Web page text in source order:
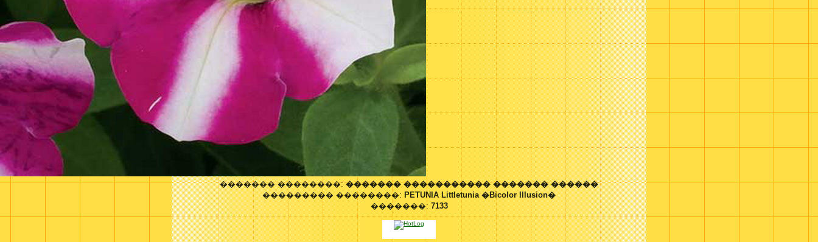
������� ��������:������� ����������� ������� ������
��������� ��������: PETUNIA Littletunia �Bicolor Illusion�
�������: 7133